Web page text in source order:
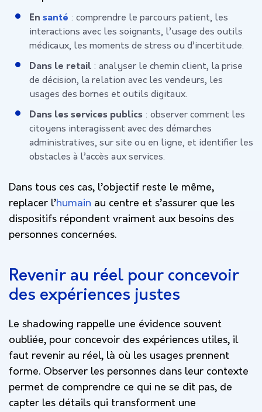
En santé : comprendre le parcours patient, les
interactions avec les soignants, l’usage des outils
médicaux, les moments de stress ou d’incertitude.
Dans le retail : analyser le chemin client, la prise
de décision, la relation avec les vendeurs, les
usages des bornes et outils digitaux.
Dans les services publics : observer comment les
citoyens interagissent avec des démarches
administratives, sur site ou en ligne, et identifier les
obstacles à l’accès aux services.
Dans tous ces cas, l’objectif reste le même,
replacer l’humain au centre et s’assurer que les
dispositifs répondent vraiment aux besoins des
personnes concernées.
Revenir au réel pour concevoir
des expériences justes
Le shadowing rappelle une évidence souvent
oubliée, pour concevoir des expériences utiles, il
faut revenir au réel, là où les usages prennent
forme. Observer les personnes dans leur contexte
permet de comprendre ce qui ne se dit pas, de
capter les détails qui transforment une